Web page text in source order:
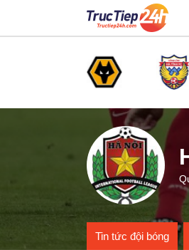
Tin tức đội bóng